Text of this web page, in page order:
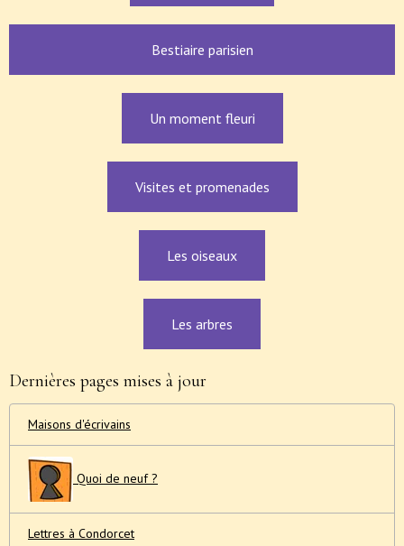
Bestiaire parisien
Un moment fleuri
Visites et promenades
Les oiseaux
Les arbres
Dernières pages mises à jour
Maisons d'écrivains
Quoi de neuf ?
Lettres à Condorcet